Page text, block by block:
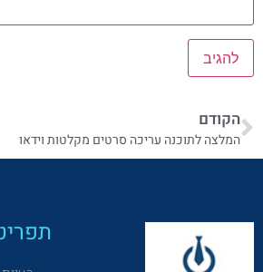
הקודם
המלצה לתוכנה עריכה סרטים מקלטות וידאו